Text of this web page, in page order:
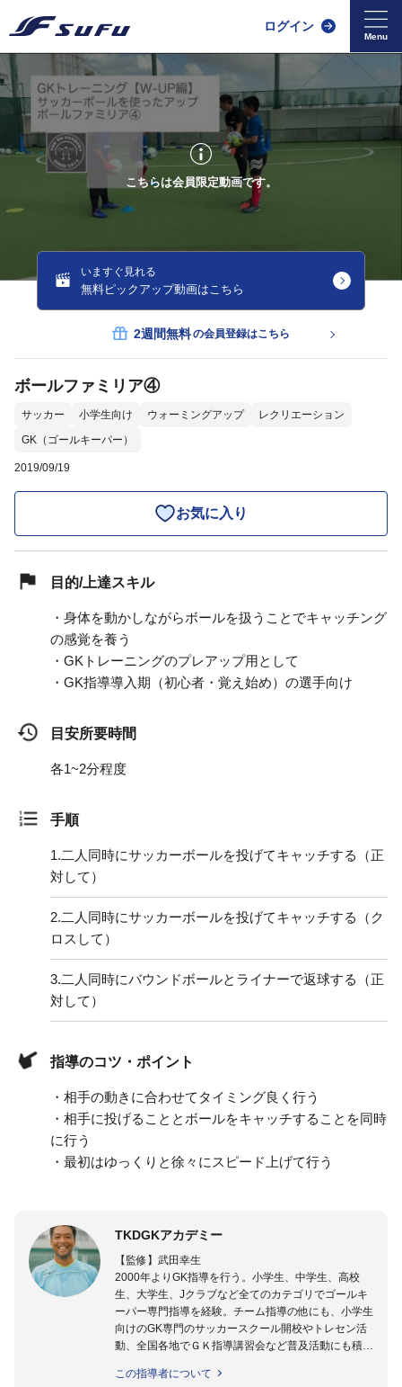
ログイン
こちらは会員限定動画です。
いますぐ見れる
無料ピックアップ動画はこちら
2週間無料の会員登録はこちら
ボールファミリア④
サッカー 小学生向け ウォーミングアップ
レクリエーション
GK（ゴールキーパー）
2019/09/19
お気に入り
目的/上達スキル
・身体を動かしながらボールを扱うことでキャッチング
の感覚を養う
・GKトレーニングのプレアップ用として
・GK指導導入期（初心者・覚え始め）の選手向け
目安所要時間
各1~2分程度
手順
1.二人同時にサッカーボールを投げてキャッチする（正
対して）
2.二人同時にサッカーボールを投げてキャッチする（ク
ロスして）
3.二人同時にバウンドボールとライナーで返球する（正
対して）
指導のコツ・ポイント
・相手の動きに合わせてタイミング良く行う
・相手に投げることとボールをキャッチすることを同時
に行う
・最初はゆっくりと徐々にスピード上げて行う
TKDGKアカデミー
【監修】武田幸生
2000年よりGK指導を行う。小学生、中学生、高校
生、大学生、Jクラブなど全てのカテゴリでゴールキ
ーパー専門指導を経験。チーム指導の他にも、小学生
向けのGK専門のサッカースクール開校やトレセン活
動、全国各地でＧＫ指導講習会など普及活動にも積極
り口」にいる選手から「プロ選手」まで指導する日本
この指導者について